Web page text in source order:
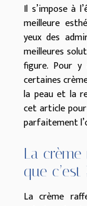
Il s’impose à
meilleure
yeux des
meilleures
figure. Pour y
certaines
la peau et la
cet article
parfaitement
La crème
que c’est
La crème